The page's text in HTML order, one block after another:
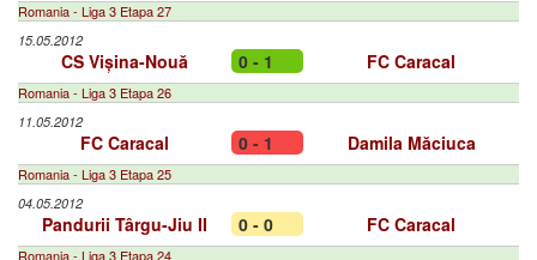
Romania - Liga 3 Etapa 27
15.05.2012
CS Vișina-Nouă 0 - 1 FC Caracal
Romania - Liga 3 Etapa 26
11.05.2012
FC Caracal 0 - 1 Damila Măciuca
Romania - Liga 3 Etapa 25
04.05.2012
Pandurii Târgu-Jiu II 0 - 0 FC Caracal
Romania - Liga 3 Etapa 24